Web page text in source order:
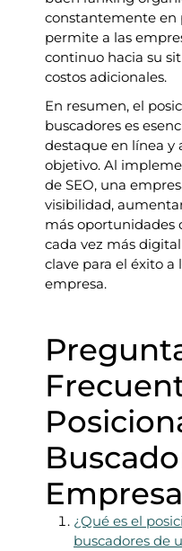
constantemente en
permite a las
continuo hacia su
costos adicionales.
En resumen, el
buscadores es
destaque en línea y
objetivo. Al
de SEO, una
visibilidad,
más oportunidades
cada vez más
clave para el éxito
empresa.
¿Qué es el
buscadores de